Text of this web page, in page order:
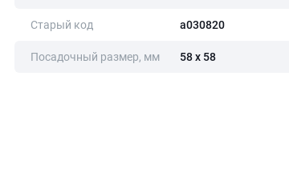
Старый код a030820
Посадочный размер, мм 58 х 58